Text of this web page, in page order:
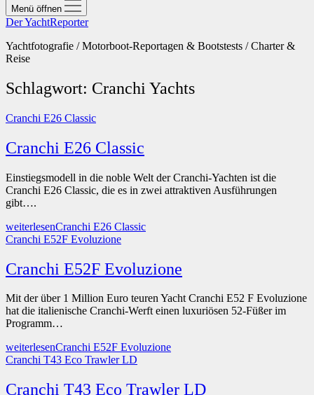
Menü öffnen
Der YachtReporter
Yachtfotografie / Motorboot-Reportagen & Bootstests / Charter &
Reise
Schlagwort: Cranchi Yachts
Cranchi E26 Classic
Cranchi E26 Classic
Einstiegsmodell in die noble Welt der Cranchi-Yachten ist die
Cranchi E26 Classic, die es in zwei attraktiven Ausführungen
gibt….
weiterlesenCranchi E26 Classic
Cranchi E52F Evoluzione
Cranchi E52F Evoluzione
Mit der über 1 Million Euro teuren Yacht Cranchi E52 F Evoluzione
hat die italienische Cranchi-Werft einen luxuriösen 52-Füßer im
Programm…
weiterlesenCranchi E52F Evoluzione
Cranchi T43 Eco Trawler LD
Cranchi T43 Eco Trawler LD